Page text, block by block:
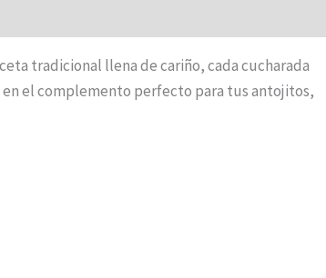
tradicional llena de cariño, cada cucharada
en el complemento perfecto para tus antojitos,